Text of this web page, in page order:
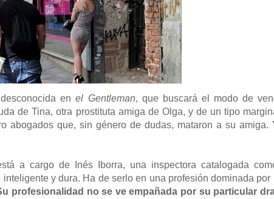
enel Gentleman, que buscará el modo de
de Tina, otra prostituta amiga de Olga, y de un tipo
abogados que, sin género de dudas, mataron a su amiga.
a cargo de Inés Iborra, una inspectora catalogada
y dura. Ha de serlo en una profesión dominada
profesionalidad no se ve empañada por su particular